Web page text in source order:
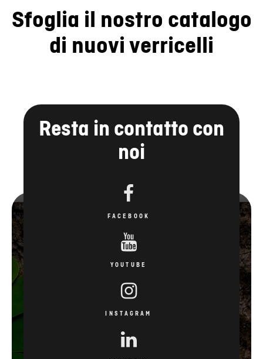
Sfoglia il nostro catalogo
di nuovi verricelli
Resta in contatto con
noi
FACEBOOK
YOUTUBE
INSTAGRAM